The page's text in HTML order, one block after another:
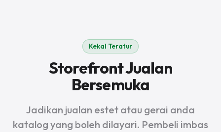
Kekal Teratur
Storefront Jualan
Bersemuka
Jadikan jualan estet atau gerai anda
katalog yang boleh dilayari. Pembeli imbas